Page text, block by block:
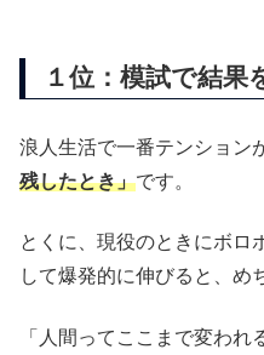
１位：模試で結果
浪人生活で一番テンション
残したとき」です。
とくに、現役のときにボロ
して爆発的に伸びると、め
「人間ってここまで変わ